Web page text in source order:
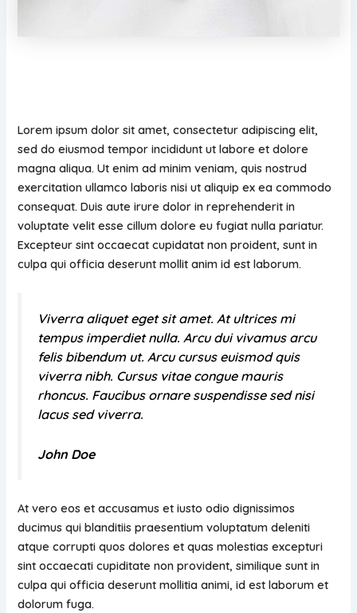
Lorem ipsum dolor sit amet, consectetur adipiscing elit,
sed do eiusmod tempor incididunt ut labore et dolore
magna aliqua. Ut enim ad minim veniam, quis nostrud
exercitation ullamco laboris nisi ut aliquip ex ea commodo
consequat. Duis aute irure dolor in reprehenderit in
voluptate velit esse cillum dolore eu fugiat nulla pariatur.
Excepteur sint occaecat cupidatat non proident, sunt in
culpa qui officia deserunt mollit anim id est laborum.
Viverra aliquet eget sit amet. At ultrices mi
tempus imperdiet nulla. Arcu dui vivamus arcu
felis bibendum ut. Arcu cursus euismod quis
viverra nibh. Cursus vitae congue mauris
rhoncus. Faucibus ornare suspendisse sed nisi
lacus sed viverra.
John Doe
At vero eos et accusamus et iusto odio dignissimos
ducimus qui blanditiis praesentium voluptatum deleniti
atque corrupti quos dolores et quas molestias excepturi
sint occaecati cupiditate non provident, similique sunt in
culpa qui officia deserunt mollitia animi, id est laborum et
dolorum fuga.